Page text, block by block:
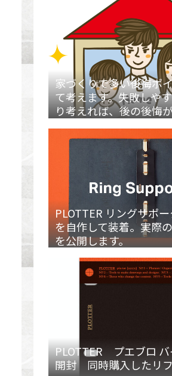
家づくりで多い後悔ポ
て考えます。失敗しや
り考えれば、後の後悔
PLOTTER リングサポ
を自作して装着。実際
を公開します。
PLOTTER プエブロ バ
開封 同時購入したリ